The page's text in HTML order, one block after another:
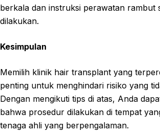
berkala dan instruksi perawatan rambut
dilakukan.
Kesimpulan
Memilih klinik hair transplant yang
penting untuk menghindari risiko yang
Dengan mengikuti tips di atas, Anda
bahwa prosedur dilakukan di tempat
tenaga ahli yang berpengalaman.